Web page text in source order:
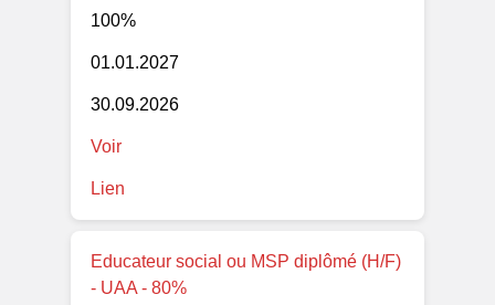
100%
01.01.2027
30.09.2026
Voir
Lien
Educateur social ou MSP diplômé (H/F)
- UAA - 80%